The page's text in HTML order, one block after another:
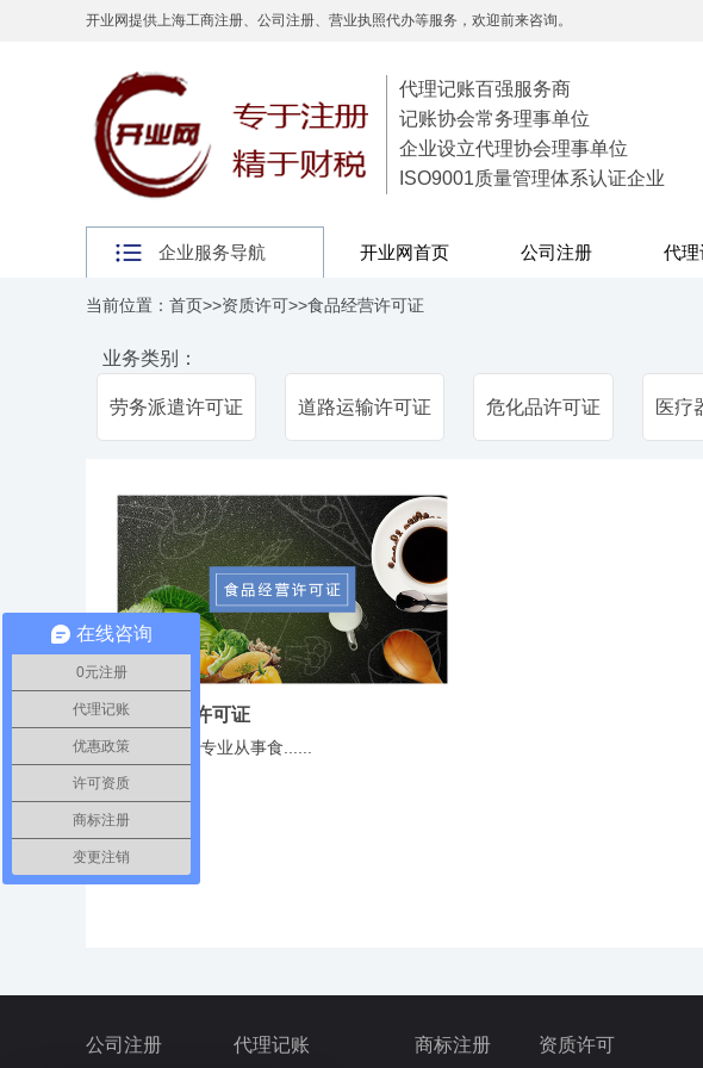
开业网提供上海工商注册、公司注册、营业执照代办等服务，欢迎前来咨询。
代理记账百强服务商
记账协会常务理事单位
企业设立代理协会理事单位
ISO9001质量管理体系认证企业
企业服务导航 开业网首页 公司注册 代理
当前位置： 首页>>资质许可>>食品经营许可证
业务类别：
劳务派遣许可证 道路运输许可证 危化品许可证 医疗
食品经营许可证
上海开业网专业从事食......
¥面议
公司注册 代理记账 商标注册 资质许可
在线咨询
0元注册
代理记账
优惠政策
许可资质
商标注册
变更注销